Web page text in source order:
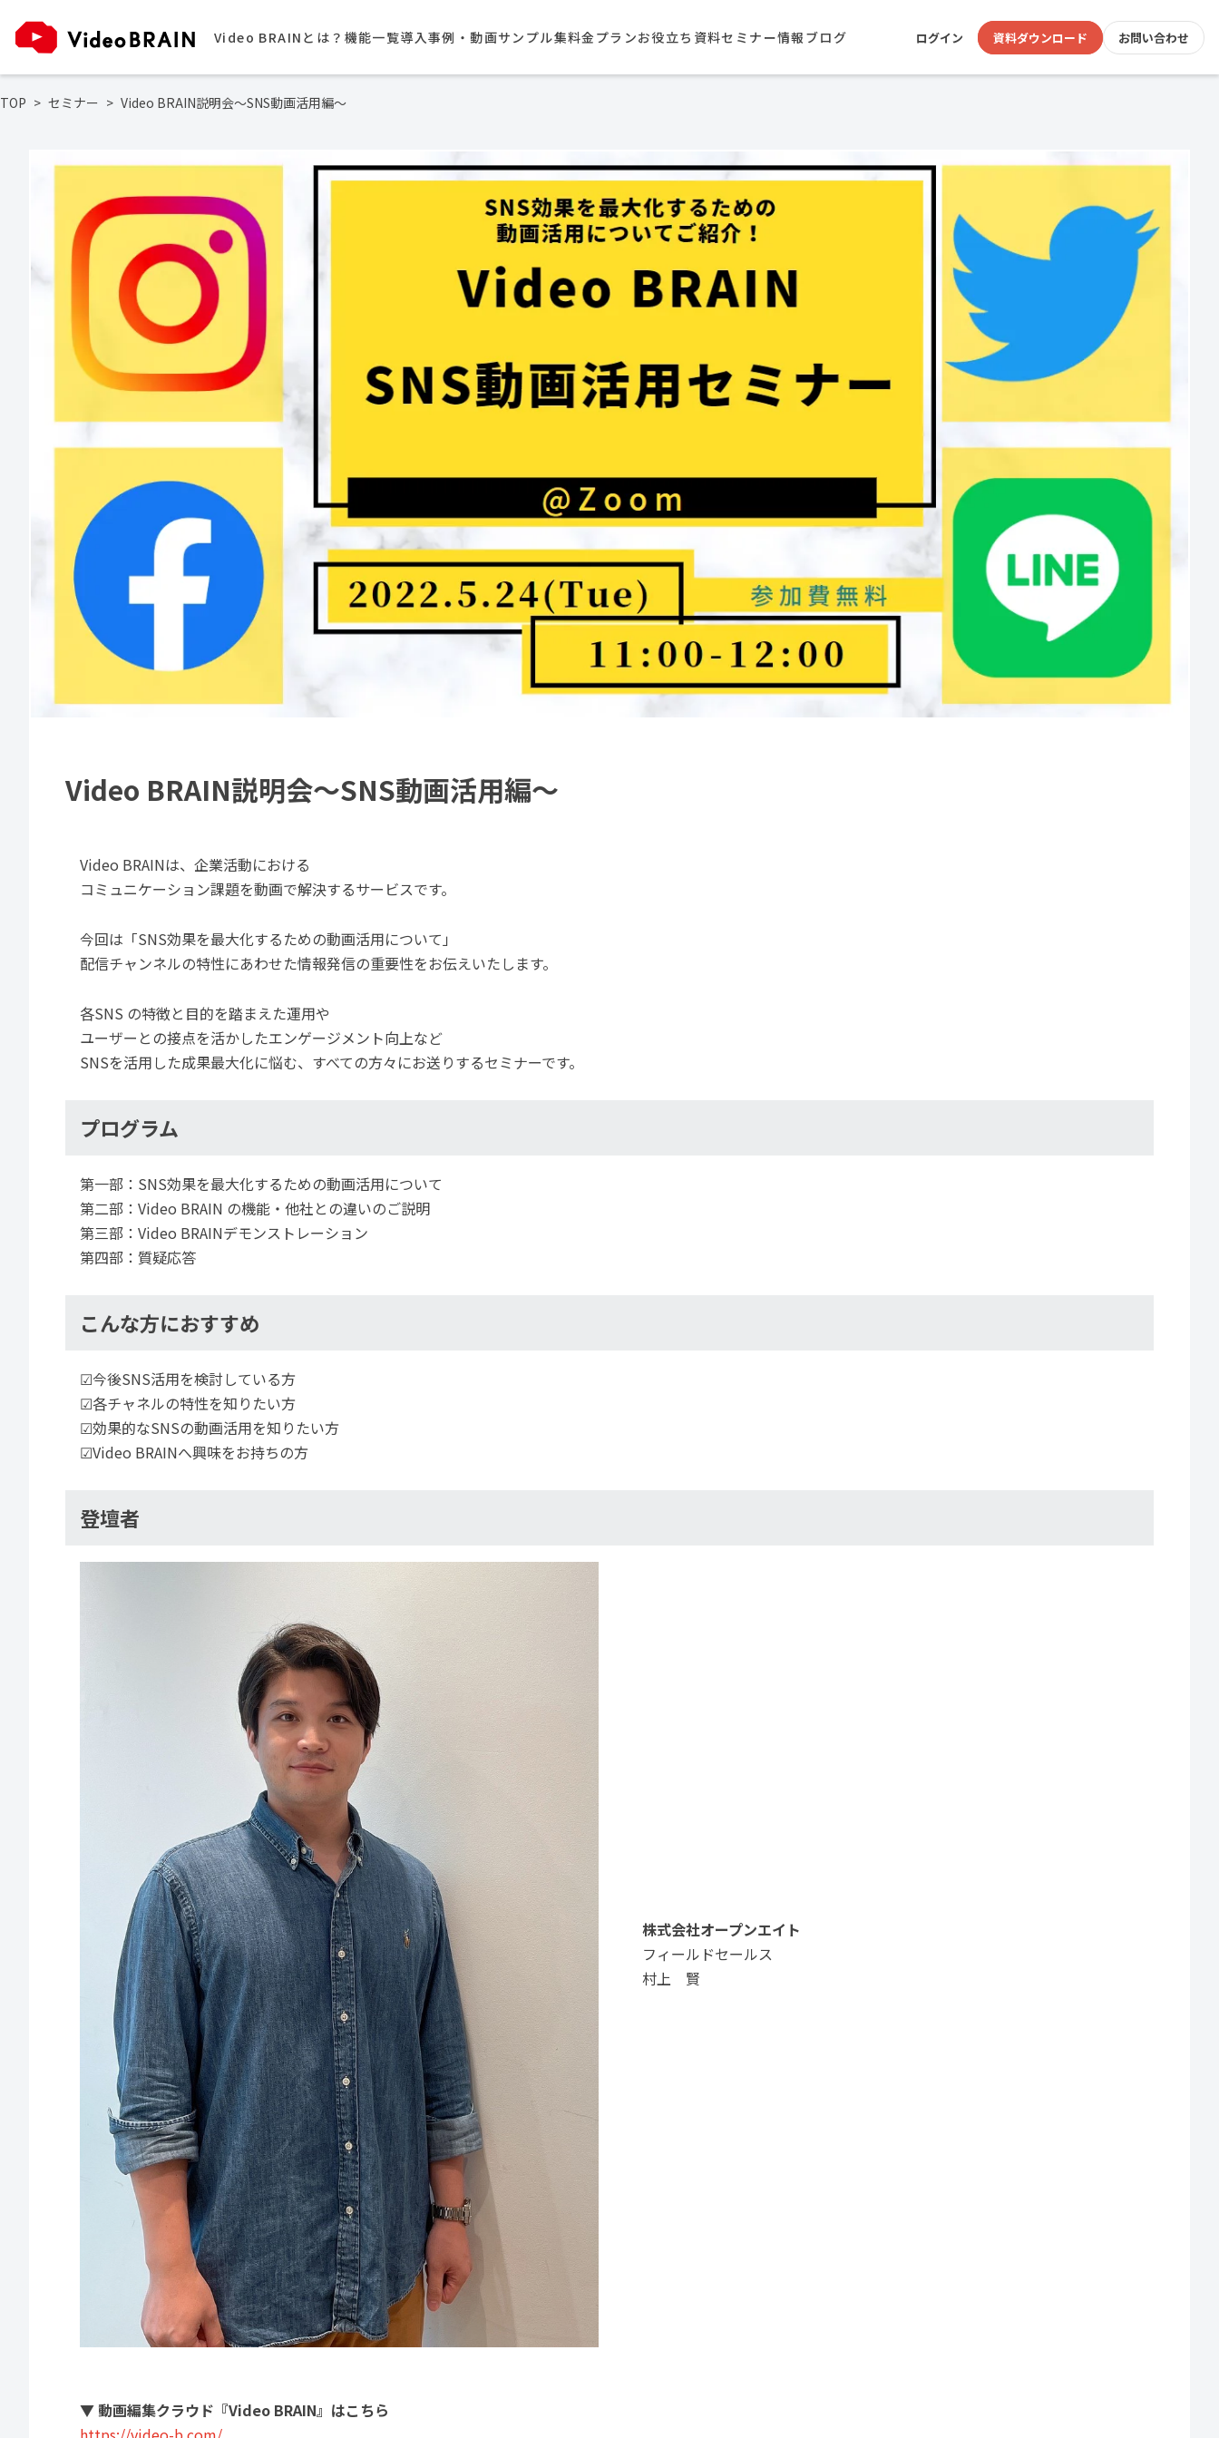
Video BRAINとは？ 機能一覧導入事例・動画サンプル集​料金プランお役立ち資料セミナー情報 ブログ ログイン 資料ダウンロード お問い合わせ
TOP セミナー Video BRAIN説明会～SNS動画活用編～
Video BRAIN説明会～SNS動画活用編～
Video BRAINは、企業活動における
コミュニケーション課題を動画で解決するサービスです。
今回は「SNS効果を最大化するための動画活用について」
配信チャンネルの特性にあわせた情報発信の重要性をお伝えいたします。
各SNS の特徴と目的を踏まえた運用や
ユーザーとの接点を活かしたエンゲージメント向上など
SNSを活用した成果最大化に悩む、すべての方々にお送りするセミナーです。
プログラム
第一部：SNS効果を最大化するための動画活用について
第二部：Video BRAIN の機能・他社との違いのご説明
第三部：Video BRAINデモンストレーション
第四部：質疑応答
こんな方におすすめ
☑今後SNS活用を検討している方
☑各チャネルの特性を知りたい方
☑効果的なSNSの動画活用を知りたい方
☑Video BRAINへ興味をお持ちの方
登壇者
株式会社オープンエイト
フィールドセールス
村上 賢
▼ 動画編集クラウド『Video BRAIN』はこちら